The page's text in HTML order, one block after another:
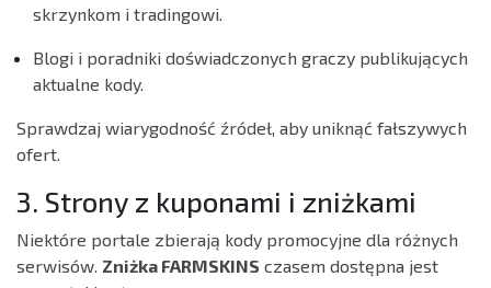
skrzynkom i tradingowi.
Blogi i poradniki doświadczonych graczy publikujących
aktualne kody.
Sprawdzaj wiarygodność źródeł, aby uniknąć fałszywych
ofert.
3. Strony z kuponami i zniżkami
Niektóre portale zbierają kody promocyjne dla różnych
serwisów. Zniżka FARMSKINS czasem dostępna jest